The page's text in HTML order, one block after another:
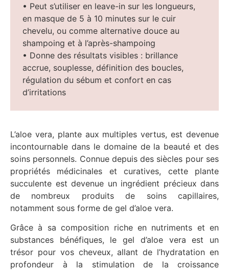
• Peut s’utiliser en leave-in sur les longueurs,
en masque de 5 à 10 minutes sur le cuir
chevelu, ou comme alternative douce au
shampoing et à l’après-shampoing
• Donne des résultats visibles : brillance
accrue, souplesse, définition des boucles,
régulation du sébum et confort en cas
d’irritations
L’aloe vera, plante aux multiples vertus, est devenue
incontournable dans le domaine de la beauté et des
soins personnels. Connue depuis des siècles pour ses
propriétés médicinales et curatives, cette plante
succulente est devenue un ingrédient précieux dans
de nombreux produits de soins capillaires,
notamment sous forme de gel d’aloe vera.
Grâce à sa composition riche en nutriments et en
substances bénéfiques, le gel d’aloe vera est un
trésor pour vos cheveux, allant de l’hydratation en
profondeur à la stimulation de la croissance